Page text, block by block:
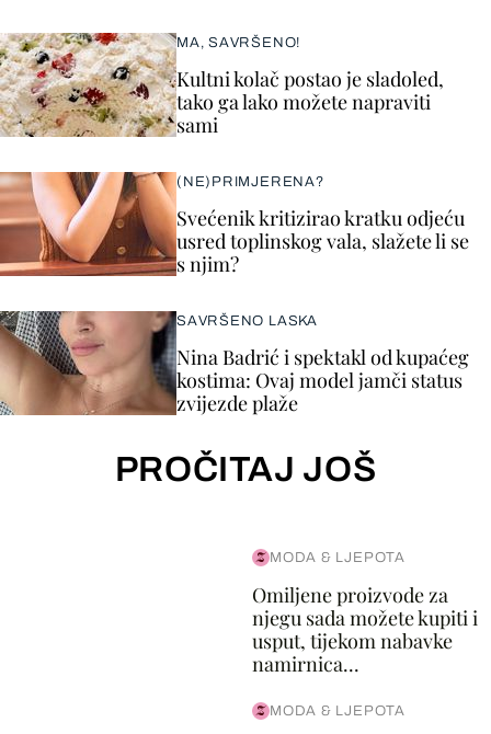
MA, SAVRŠENO!
Kultni kolač postao je sladoled,
tako ga lako možete napraviti
sami
(NE)PRIMJERENA?
Svećenik kritizirao kratku odjeću
usred toplinskog vala, slažete li se
s njim?
SAVRŠENO LASKA
Nina Badrić i spektakl od kupaćeg
kostima: Ovaj model jamči status
zvijezde plaže
PROČITAJ JOŠ
MODA & LJEPOTA
Omiljene proizvode za
njegu sada možete kupiti i
usput, tijekom nabavke
namirnica...
MODA & LJEPOTA